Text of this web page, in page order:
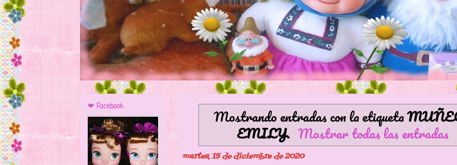
Mostrando entradas con la etiqueta
EMILY. Mostrar todas las entradas
martes, 15 de diciembre de 2020
❤ Facebook